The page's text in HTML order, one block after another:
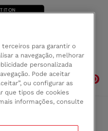
para garantir o
a navegação, melhorar
personalizada
Pode aceitar
ou configurar as
que tipos de cookies
informações, consulte